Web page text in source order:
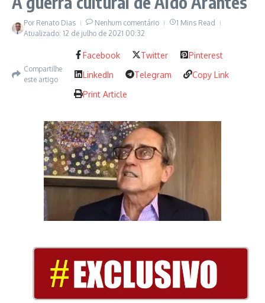
Por Renato Dias Nenhum comentário
1 Mins Read
Atualizado: 12 de julho de 2021 00:32
Compartilhe
este artigo
Facebook Twitter
Pinterest
LinkedIn
Telegram
Copy Link
Print Article